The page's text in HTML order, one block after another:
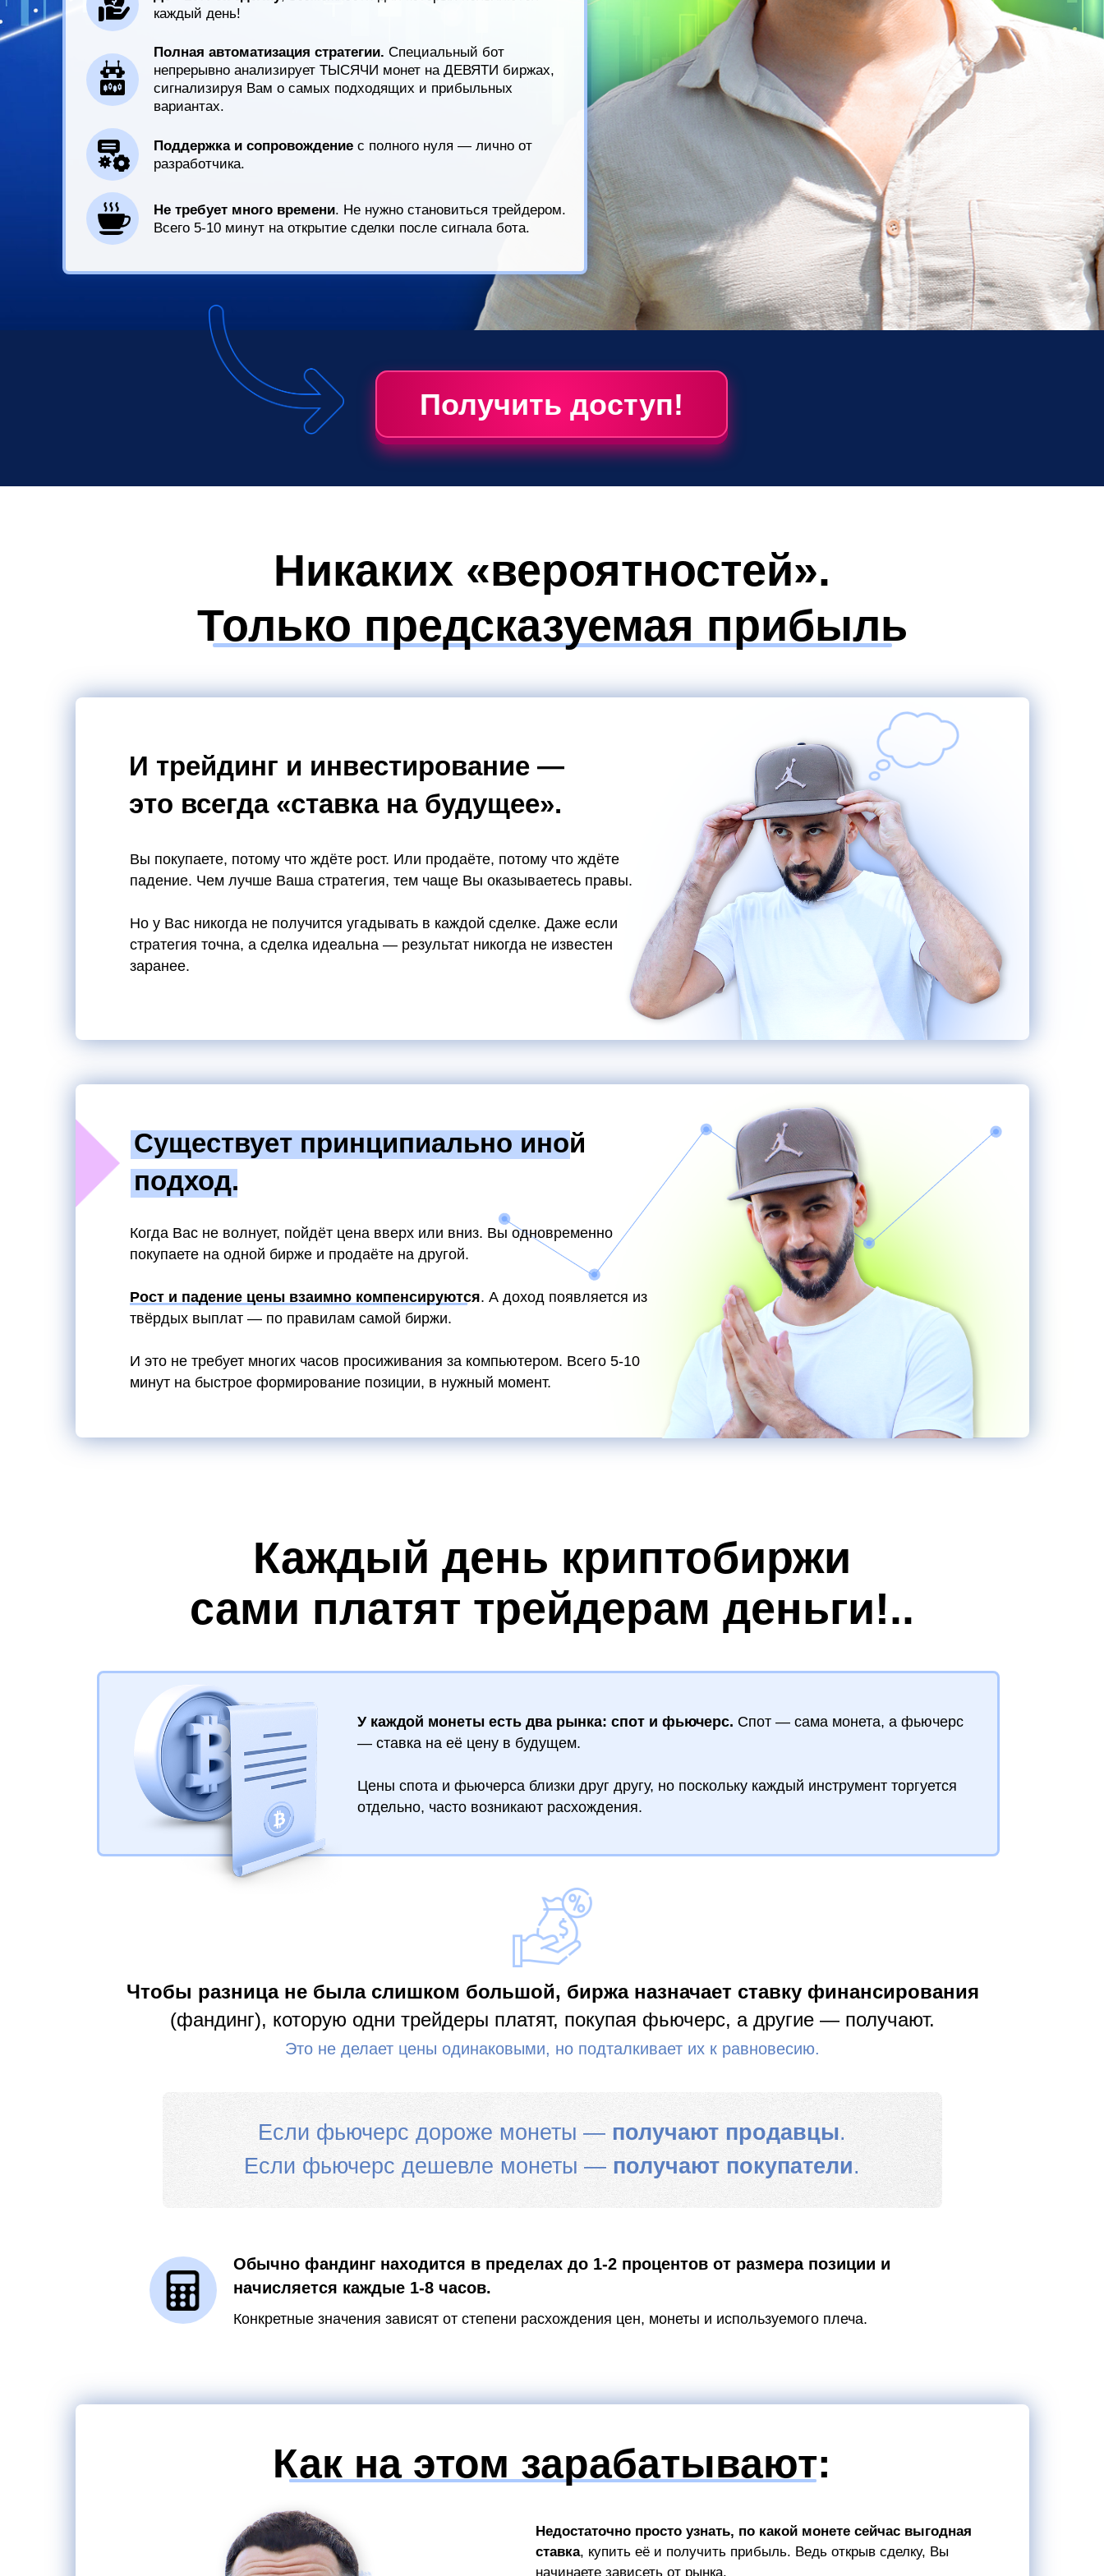
Полная автоматизация стратегии. Специальный бот
непрерывно анализирует ТЫСЯЧИ монет на ДЕВЯТИ биржах,
сигнализируя Вам о самых подходящих и прибыльных
вариантах.
Поддержка и сопровождение с полного нуля — лично от
разработчика.
Не требует много времени. Не нужно становиться трейдером.
Всего 5-10 минут на открытие сделки после сигнала бота.
каждый день!
Получить доступ!
Никаких «вероятностей».
Только предсказуемая прибыль
Вы покупаете, потому что ждёте рост. Или продаёте, потому что ждёте
падение. Чем лучше Ваша стратегия, тем чаще Вы оказываетесь правы.
Но у Вас никогда не получится угадывать в каждой сделке. Даже если
стратегия точна, а сделка идеальна — результат никогда не известен
заранее.
Существует принципиально иной
подход.
И трейдинг и инвестирование —
это всегда «ставка на будущее».
Когда Вас не волнует, пойдёт цена вверх или вниз. Вы одновременно
покупаете на одной бирже и продаёте на другой.
Рост и падение цены взаимно компенсируются. А доход появляется из
твёрдых выплат — по правилам самой биржи.
И это не требует многих часов просиживания за компьютером. Всего 5-10
минут на быстрое формирование позиции, в нужный момент.
Каждый день криптобиржи
сами платят трейдерам деньги!..
Это не делает цены одинаковыми, но подталкивает их к равновесию.
Если фьючерс дороже монеты — получают продавцы.
Если фьючерс дешевле монеты — получают покупатели.
Обычно фандинг находится в пределах до 1-2 процентов от размера позиции и
начисляется каждые 1-8 часов.
Чтобы разница не была слишком большой, биржа назначает ставку финансирования
(фандинг), которую одни трейдеры платят, покупая фьючерс, а другие — получают.
У каждой монеты есть два рынка: спот и фьючерс. Спот — сама монета, а фьючерс
— ставка на её цену в будущем.
Цены спота и фьючерса близки друг другу, но поскольку каждый инструмент торгуется
отдельно, часто возникают расхождения.
Конкретные значения зависят от степени расхождения цен, монеты и используемого плеча.
Как на этом зарабатывают:
Недостаточно просто узнать, по какой монете сейчас выгодная
ставка, купить её и получить прибыль. Ведь открыв сделку, Вы
начинаете зависеть от рынка.